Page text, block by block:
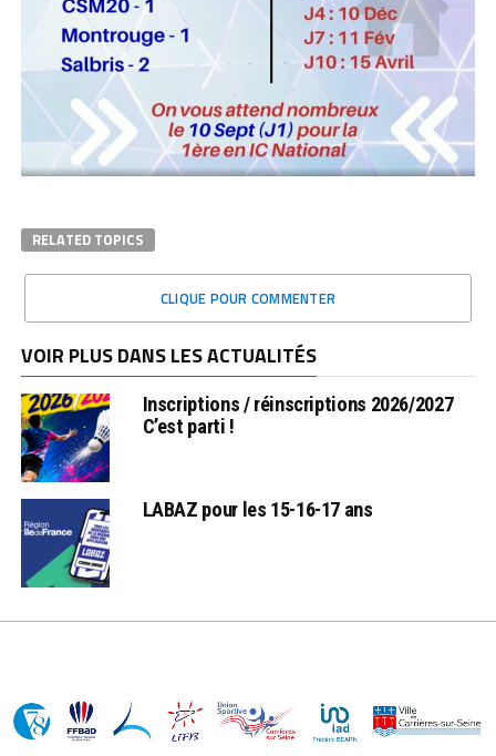
RELATED TOPICS
CLIQUE POUR COMMENTER
VOIR PLUS DANS LES ACTUALITÉS
Inscriptions / réinscriptions 2026/2027
C’est parti !
LABAZ pour les 15-16-17 ans